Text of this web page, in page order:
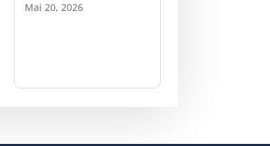
Mai 20, 2026